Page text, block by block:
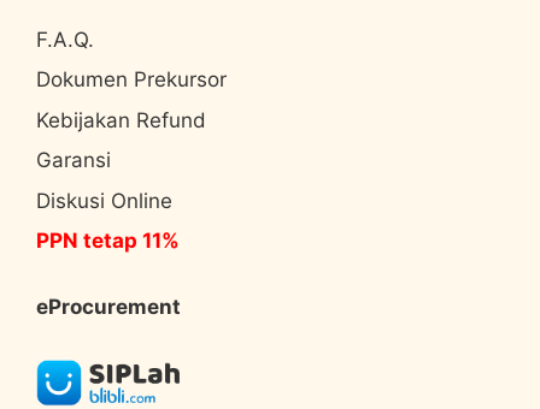
F.A.Q.
Dokumen Prekursor
Kebijakan Refund
Garansi
Diskusi Online
PPN tetap 11%
eProcurement